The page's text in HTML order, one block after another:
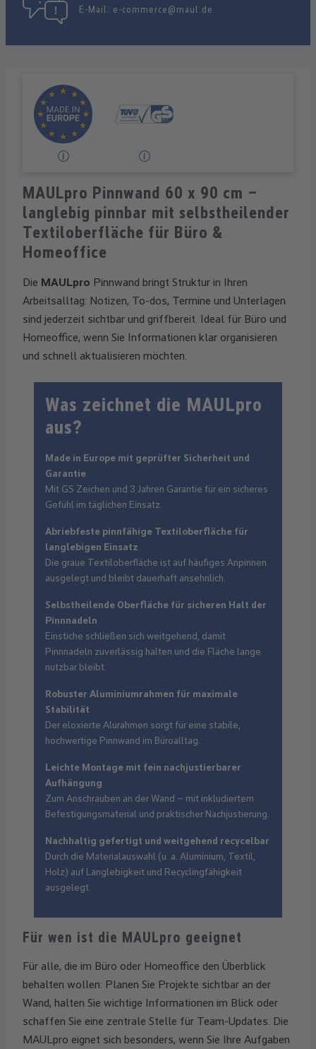
E-Mail: e-commerce@maul.de
MAULpro Pinnwand 60 x 90 cm –
langlebig pinnbar mit selbstheilender
Textiloberfläche für Büro &
Homeoffice
Die MAULpro Pinnwand bringt Struktur in Ihren
Arbeitsalltag: Notizen, To-dos, Termine und Unterlagen
sind jederzeit sichtbar und griffbereit. Ideal für Büro und
Homeoffice, wenn Sie Informationen klar organisieren
und schnell aktualisieren möchten.
Was zeichnet die MAULpro
aus?
Made in Europe mit geprüfter Sicherheit und
Garantie
Mit GS Zeichen und 3 Jahren Garantie für ein sicheres
Gefühl im täglichen Einsatz.
Abriebfeste pinnfähige Textiloberfläche für
langlebigen Einsatz
Die graue Textiloberfläche ist auf häufiges Anpinnen
ausgelegt und bleibt dauerhaft ansehnlich.
Selbstheilende Oberfläche für sicheren Halt der
Pinnnadeln
Einstiche schließen sich weitgehend, damit
Pinnnadeln zuverlässig halten und die Fläche lange
nutzbar bleibt.
Robuster Aluminiumrahmen für maximale
Stabilität
Der eloxierte Alurahmen sorgt für eine stabile,
hochwertige Pinnwand im Büroalltag.
Leichte Montage mit fein nachjustierbarer
Aufhängung
Zum Anschrauben an der Wand – mit inkludiertem
Befestigungsmaterial und praktischer Nachjustierung.
Nachhaltig gefertigt und weitgehend recycelbar
Durch die Materialauswahl (u. a. Aluminium, Textil,
Holz) auf Langlebigkeit und Recyclingfähigkeit
ausgelegt.
Für wen ist die MAULpro geeignet
Für alle, die im Büro oder Homeoffice den Überblick
behalten wollen: Planen Sie Projekte sichtbar an der
Wand, halten Sie wichtige Informationen im Blick oder
schaffen Sie eine zentrale Stelle für Team-Updates. Die
MAULpro eignet sich besonders, wenn Sie Ihre Aufgaben